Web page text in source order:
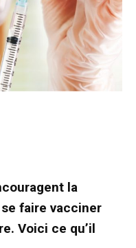
la
faire vacciner
Voici ce qu’il